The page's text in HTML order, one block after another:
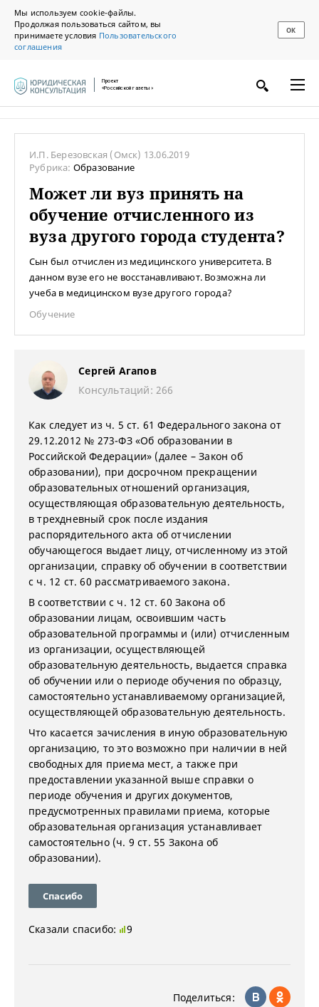
Мы используем cookie-файлы.
Продолжая пользоваться сайтом, вы
принимаете условия Пользовательского
соглашения
ОК
Проект
«Российской газеты»
И.П. Березовская (Омск) 13.06.2019
Рубрика: Образование
Может ли вуз принять на
обучение отчисленного из
вуза другого города студента?
Сын был отчислен из медицинского университета. В
данном вузе его не восстанавливают. Возможна ли
учеба в медицинском вузе другого города?
Обучение
Сергей Агапов
Консультаций: 266
Как следует из ч. 5 ст. 61 Федерального закона от
29.12.2012 № 273-ФЗ «Об образовании в
Российской Федерации» (далее – Закон об
образовании), при досрочном прекращении
образовательных отношений организация,
осуществляющая образовательную деятельность,
в трехдневный срок после издания
распорядительного акта об отчислении
обучающегося выдает лицу, отчисленному из этой
организации, справку об обучении в соответствии
с ч. 12 ст. 60 рассматриваемого закона.
В соответствии с ч. 12 ст. 60 Закона об
образовании лицам, освоившим часть
образовательной программы и (или) отчисленным
из организации, осуществляющей
образовательную деятельность, выдается справка
об обучении или о периоде обучения по образцу,
самостоятельно устанавливаемому организацией,
осуществляющей образовательную деятельность.
Что касается зачисления в иную образовательную
организацию, то это возможно при наличии в ней
свободных для приема мест, а также при
предоставлении указанной выше справки о
периоде обучения и других документов,
предусмотренных правилами приема, которые
образовательная организация устанавливает
самостоятельно (ч. 9 ст. 55 Закона об
образовании).
Спасибо
Сказали спасибо: 9
Поделиться: